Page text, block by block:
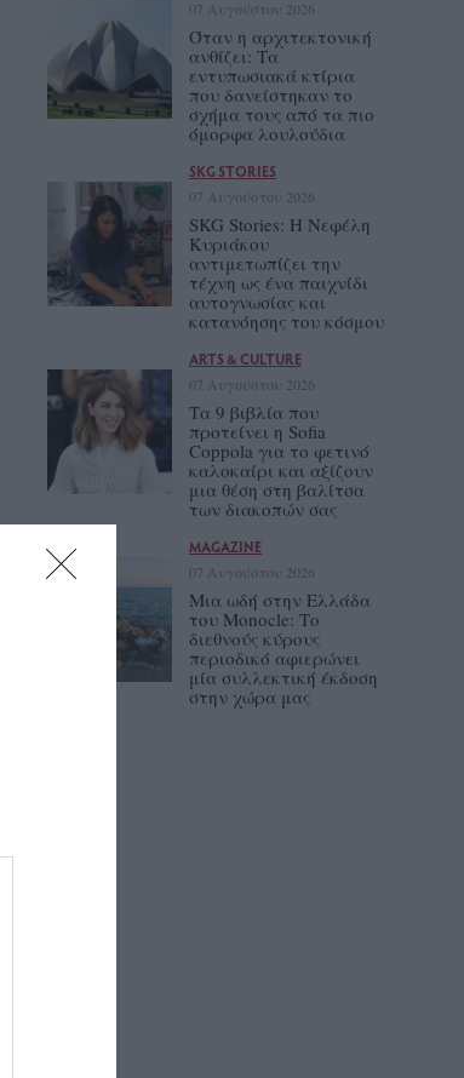
07 Αυγούστου 2026
Όταν η αρχιτεκτονική
ανθίζει: Τα
εντυπωσιακά κτίρια
που δανείστηκαν το
σχήμα τους από τα πιο
όμορφα λουλούδια
SKG STORIES
07 Αυγούστου 2026
SKG Stories: Η Νεφέλη
Κυριάκου
αντιμετωπίζει την
τέχνη ως ένα παιχνίδι
αυτογνωσίας και
κατανόησης του κόσμου
ARTS & CULTURE
07 Αυγούστου 2026
Τα 9 βιβλία που
προτείνει η Sofia
Coppola για το φετινό
καλοκαίρι και αξίζουν
μια θέση στη βαλίτσα
των διακοπών σας
MAGAZINE
07 Αυγούστου 2026
Μια ωδή στην Ελλάδα
του Monocle: Το
διεθνούς κύρους
περιοδικό αφιερώνει
μία συλλεκτική έκδοση
στην χώρα μας